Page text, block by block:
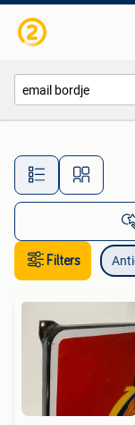
Filters